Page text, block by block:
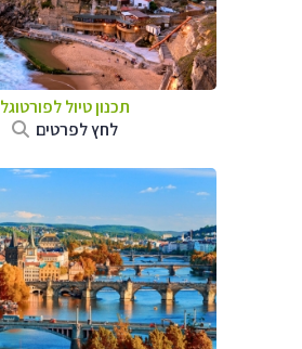
תכנון טיול לפורטוגל
לחץ לפרטים